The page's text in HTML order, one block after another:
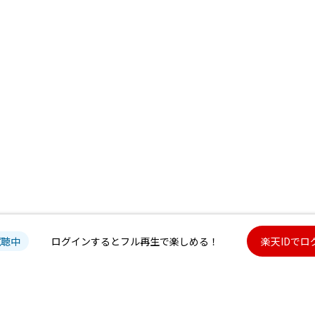
中 ログインするとフル再生で楽しめる！ 楽天IDでロ